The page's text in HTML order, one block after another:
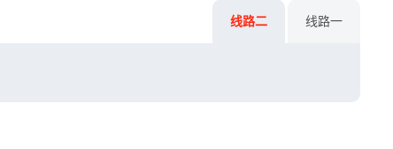
线路二 线路一